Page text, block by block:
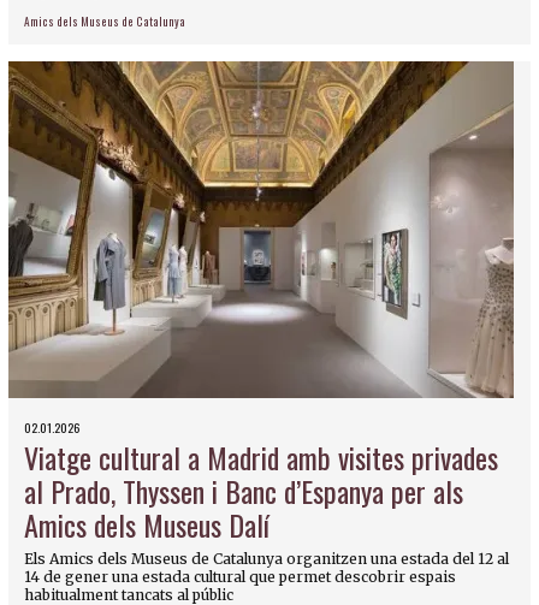
Amics dels Museus de Catalunya
02.01.2026
Viatge cultural a Madrid amb visites privades
al Prado, Thyssen i Banc d’Espanya per als
Amics dels Museus Dalí
Els Amics dels Museus de Catalunya organitzen una estada del 12 al
14 de gener una estada cultural que permet descobrir espais
habitualment tancats al públic